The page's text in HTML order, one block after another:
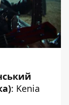
: Kenia